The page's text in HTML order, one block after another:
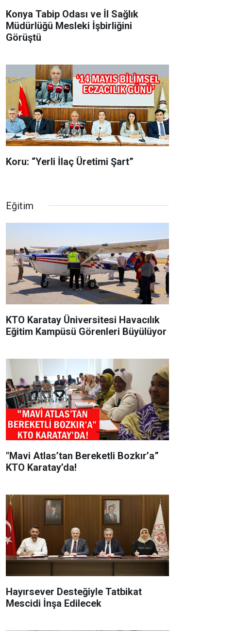
Konya Tabip Odası ve İl Sağlık
Müdürlüğü Mesleki İşbirliğini
Görüştü
Koru: “Yerli İlaç Üretimi Şart”
Eğitim
KTO Karatay Üniversitesi Havacılık
Eğitim Kampüsü Görenleri Büyülüyor
"Mavi Atlas’tan Bereketli Bozkır’a”
KTO Karatay’da!
Hayırsever Desteğiyle Tatbikat
Mescidi İnşa Edilecek